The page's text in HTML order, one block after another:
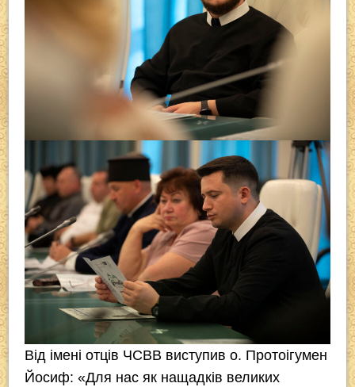
Від імені отців ЧСВВ виступив о. Протоігумен
Йосиф: «Для нас як нащадків великих